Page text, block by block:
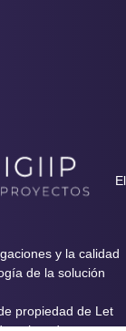
El
y la calidad
de la solución
propiedad de Let